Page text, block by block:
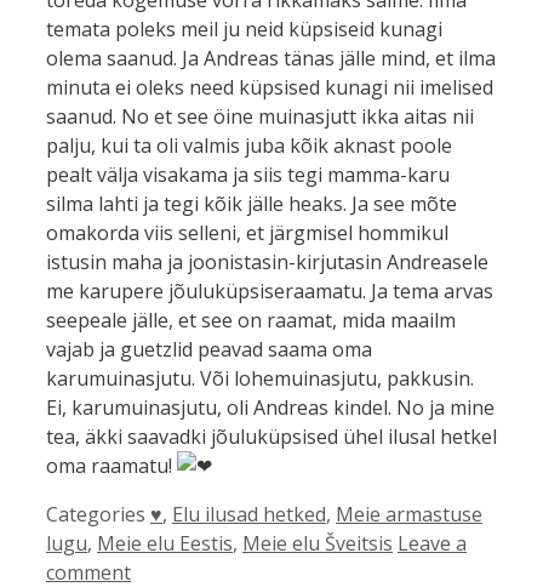
temata poleks meil ju neid küpsiseid kunagi
olema saanud. Ja Andreas tänas jälle mind, et ilma
minuta ei oleks need küpsised kunagi nii imelised
saanud. No et see öine muinasjutt ikka aitas nii
palju, kui ta oli valmis juba kõik aknast poole
pealt välja visakama ja siis tegi mamma-karu
silma lahti ja tegi kõik jälle heaks. Ja see mõte
omakorda viis selleni, et järgmisel hommikul
istusin maha ja joonistasin-kirjutasin Andreasele
me karupere jõuluküpsiseraamatu. Ja tema arvas
seepeale jälle, et see on raamat, mida maailm
vajab ja guetzlid peavad saama oma
karumuinasjutu. Või lohemuinasjutu, pakkusin.
Ei, karumuinasjutu, oli Andreas kindel. No ja mine
tea, äkki saavadki jõuluküpsised ühel ilusal hetkel
oma raamatu!
Categories ♥, Elu ilusad hetked, Meie armastuse
lugu, Meie elu Eestis, Meie elu Šveitsis Leave a
comment